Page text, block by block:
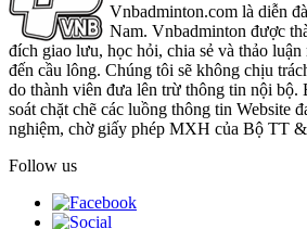
Vnbadminton.com là diễn
Nam. Vnbadminton được
đích giao lưu, học hỏi, chia sẻ và thảo
đến cầu lông. Chúng tôi sẽ không chịu
do thành viên đưa lên trừ thông tin nội bộ.
soát chặt chẽ các luồng thông tin Website
nghiệm, chờ giấy phép MXH của Bộ TT
Follow us